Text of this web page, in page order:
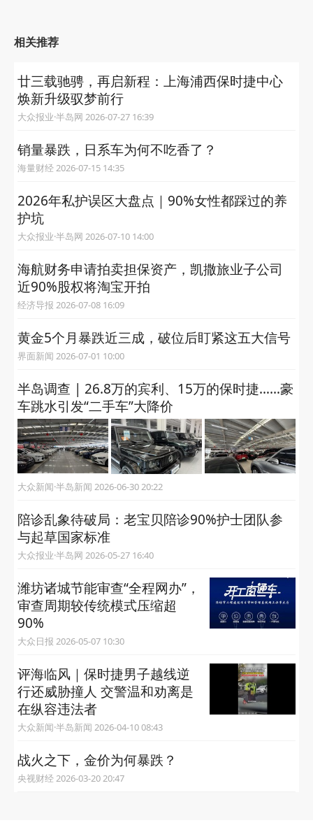
相关推荐
廿三载驰骋，再启新程：上海浦西保时捷中心
焕新升级驭梦前行
大众报业·半岛网 2026-07-27 16:39
销量暴跌，日系车为何不吃香了？
海量财经 2026-07-15 14:35
2026年私护误区大盘点｜90%女性都踩过的养
护坑
大众报业·半岛网 2026-07-10 14:00
海航财务申请拍卖担保资产，凯撒旅业子公司
近90%股权将淘宝开拍
经济导报 2026-07-08 16:09
黄金5个月暴跌近三成，破位后盯紧这五大信号
界面新闻 2026-07-01 10:00
半岛调查 | 26.8万的宾利、15万的保时捷……豪
车跳水引发“二手车”大降价
大众新闻·半岛新闻 2026-06-30 20:22
陪诊乱象待破局：老宝贝陪诊90%护士团队参
与起草国家标准
大众报业·半岛网 2026-05-27 16:40
潍坊诸城节能审查“全程网办”，
审查周期较传统模式压缩超
90%
大众日报 2026-05-07 10:30
评海临风｜保时捷男子越线逆
行还威胁撞人 交警温和劝离是
在纵容违法者
大众新闻·半岛新闻 2026-04-10 08:43
战火之下，金价为何暴跌？
央视财经 2026-03-20 20:47